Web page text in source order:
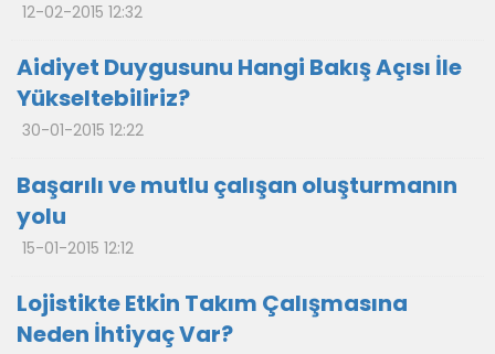
12-02-2015 12:32
Aidiyet Duygusunu Hangi Bakış Açısı İle
Yükseltebiliriz?
30-01-2015 12:22
Başarılı ve mutlu çalışan oluşturmanın
yolu
15-01-2015 12:12
Lojistikte Etkin Takım Çalışmasına
Neden İhtiyaç Var?